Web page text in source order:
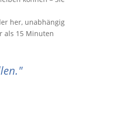
her, unabhängig
als 15 Minuten
"